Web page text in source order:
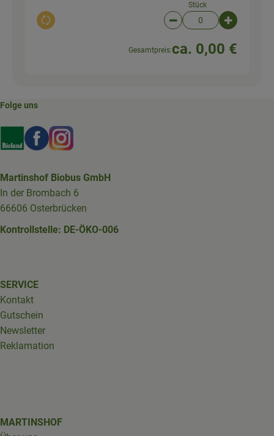
Auswahl ändern
Stück
Artikelanzahl
Gesamtpreis:ca. 0,00 €
Folge uns
Externer Link zu https://www.bioland.de/verbraucher
Externer Link zu https://www.facebook.com/
Externer Link zu https://www.instagram.com/
Martinshof Biobus GmbH
In der Brombach 6
66606 Osterbrücken
Kontrollstelle: DE-ÖKO-006
SERVICE
Kontakt
Gutschein
Newsletter
Reklamation
MARTINSHOF